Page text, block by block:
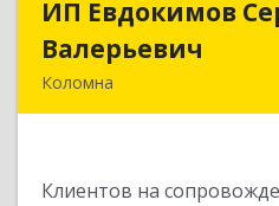
ИП Евдокимов
Валерьевич
Коломна
Клиентов на
ИП